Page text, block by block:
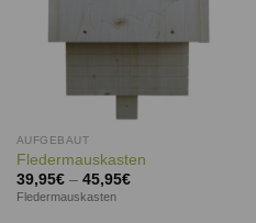
AUFGEBAUT
Fledermauskasten
39,95€– 45,95€
Fledermauskasten